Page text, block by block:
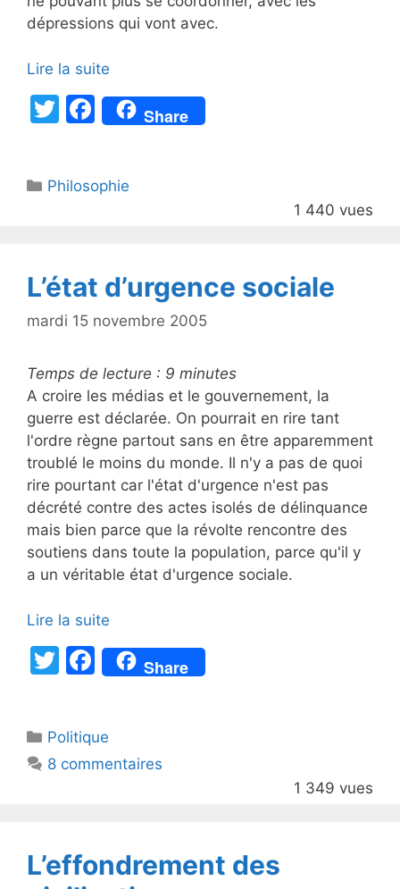
dépressions qui vont avec.
Lire la suite
T
er
F
a
e
o
k
Share
Catégories
Philosophie
1 440 vues
L’état d’urgence sociale
mardi 15 novembre 2005
Temps de lecture : 9 minutes
A croire les médias et le gouvernement, la
guerre est déclarée. On pourrait en rire tant
l'ordre règne partout sans en être apparemment
troublé le moins du monde. Il n'y a pas de quoi
rire pourtant car l'état d'urgence n'est pas
décrété contre des actes isolés de délinquance
mais bien parce que la révolte rencontre des
soutiens dans toute la population, parce qu'il y
a un véritable état d'urgence sociale.
Lire la suite
T
er
F
a
e
b
k
Share
Catégories
Politique
8 commentaires
1 349 vues
L’effondrement des